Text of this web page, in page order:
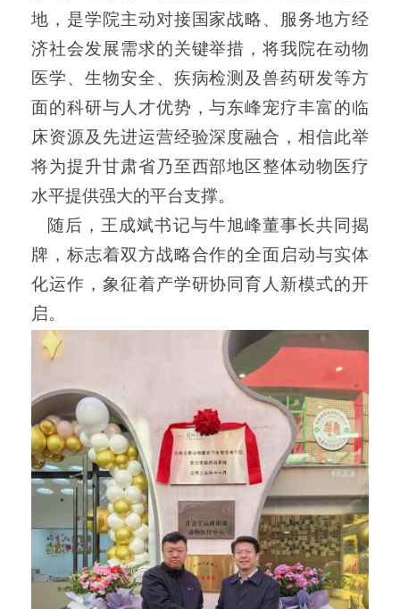
地，是学院主动对接国家战略、服务地方经
济社会发展需求的关键举措，将我院在动物
医学、生物安全、疾病检测及兽药研发等方
面的科研与人才优势，与东峰宠疗丰富的临
床资源及先进运营经验深度融合，相信此举
将为提升甘肃省乃至西部地区整体动物医疗
水平提供强大的平台支撑。
随后，王成斌书记与牛旭峰董事长共同揭
牌，标志着双方战略合作的全面启动与实体
化运作，象征着产学研协同育人新模式的开
启。